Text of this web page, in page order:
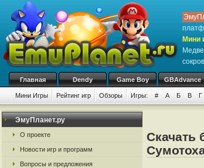
Мини
Главная Dendy Game Boy GBAdvance
Мини Игры Рейтинг игр Обзоры Игры: # А Б В Г
ЭмуПланет.ру
О проекте
Новости игр и программ
Вопросы и предложения
Скачать